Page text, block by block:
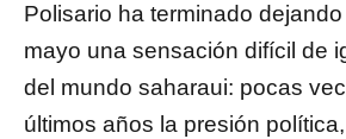
Polisario ha terminado
mayo una sensación difícil de
del mundo saharaui: pocas
últimos años la presión